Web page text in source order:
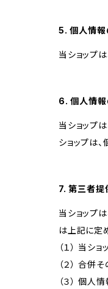
5. 個人情報
当ショップ
6. 個人情
当ショップ
ショップは
7. 第三者提
当ショップ
は上記に定
（１） 当
（２） 合併
（３） 個人